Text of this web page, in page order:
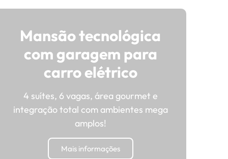
Mansão tecnológica
com garagem para
carro elétrico
4 suítes, 6 vagas, área gourmet e
integração total com ambientes mega
amplos!
Mais informações